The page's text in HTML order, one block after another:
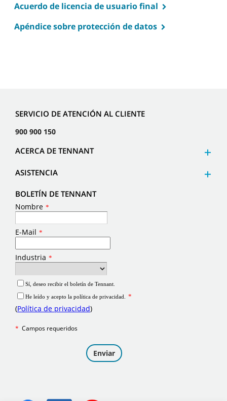
Acuerdo de licencia de usuario final
Apéndice sobre protección de datos
SERVICIO DE ATENCIÓN AL CLIENTE
900 900 150
ACERCA DE TENNANT
ASISTENCIA
BOLETÍN DE TENNANT